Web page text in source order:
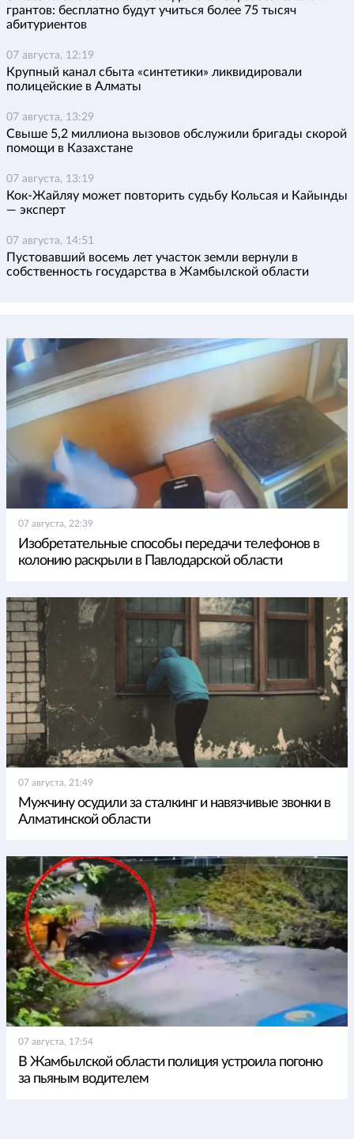
грантов: бесплатно будут учиться более 75 тысяч
абитуриентов
07 августа, 12:19
Крупный канал сбыта «синтетики» ликвидировали
полицейские в Алматы
07 августа, 13:29
Свыше 5,2 миллиона вызовов обслужили бригады скорой
помощи в Казахстане
07 августа, 13:19
Кок-Жайляу может повторить судьбу Кольсая и Кайынды
— эксперт
07 августа, 14:51
Пустовавший восемь лет участок земли вернули в
собственность государства в Жамбылской области
07 августа, 22:39
Изобретательные способы передачи телефонов в
колонию раскрыли в Павлодарской области
07 августа, 21:49
Мужчину осудили за сталкинг и навязчивые звонки в
Алматинской области
07 августа, 17:54
В Жамбылской области полиция устроила погоню
за пьяным водителем